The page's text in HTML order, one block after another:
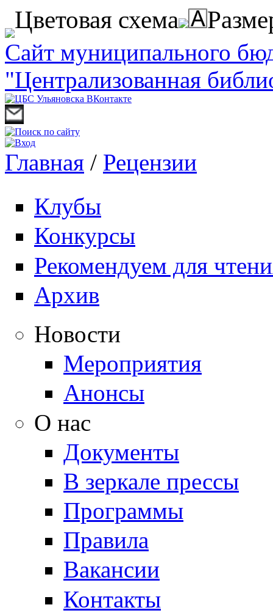
Перейти к основному содержанию
Цветовая схема
Сайт муниципального
"Централизованная
Вы здесь
Главная / Рецензии
Клубы
Конкурсы
Рекомендуем для
Архив
Новости
Мероприятия
Анонсы
О нас
Документы
В зеркале прессы
Программы
Правила
Вакансии
Контакты